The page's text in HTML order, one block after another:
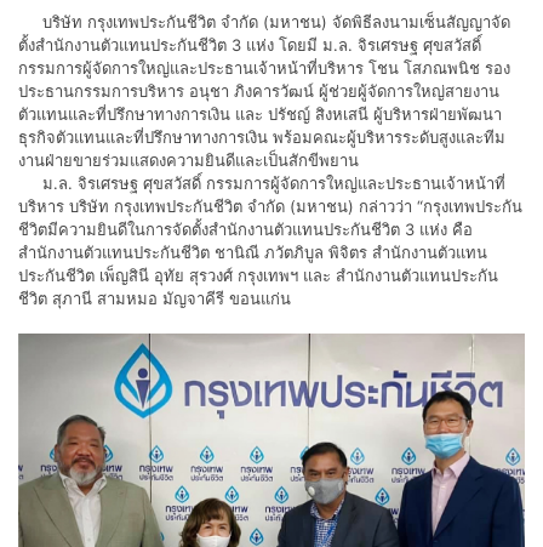
​ บริษัท กรุงเทพประกันชีวิต จำกัด (มหาชน) จัดพิธีลงนามเซ็นสัญญาจัด
ตั้งสำนักงานตัวแทนประกันชีวิต 3 แห่ง โดยมี ม.ล. จิรเศรษฐ ศุขสวัสดิ์
กรรมการผู้จัดการใหญ่และประธานเจ้าหน้าที่บริหาร โชน โสภณพนิช รอง
ประธานกรรมการบริหาร อนุชา ภิงคารวัฒน์ ผู้ช่วยผู้จัดการใหญ่สายงาน
ตัวแทนและที่ปรึกษาทางการเงิน และ ปรัชญ์ สิงหเสนี ผู้บริหารฝ่ายพัฒนา
ธุรกิจตัวแทนและที่ปรึกษาทางการเงิน พร้อมคณะผู้บริหารระดับสูงและทีม
งานฝ่ายขายร่วมแสดงความยินดีและเป็นสักขีพยาน
ม.ล. จิรเศรษฐ ศุขสวัสดิ์ กรรมการผู้จัดการใหญ่และประธานเจ้าหน้าที่
บริหาร บริษัท กรุงเทพประกันชีวิต จำกัด (มหาชน) กล่าวว่า “กรุงเทพประกัน
ชีวิตมีความยินดีในการจัดตั้งสำนักงานตัวแทนประกันชีวิต 3 แห่ง คือ
สำนักงานตัวแทนประกันชีวิต ชานิณี ภวัตภิบูล พิจิตร สำนักงานตัวแทน
ประกันชีวิต เพ็ญสินี อุทัย สุรวงศ์ กรุงเทพฯ และ สำนักงานตัวแทนประกัน
ชีวิต สุภานี สามหมอ มัญจาคีรี ขอนแก่น